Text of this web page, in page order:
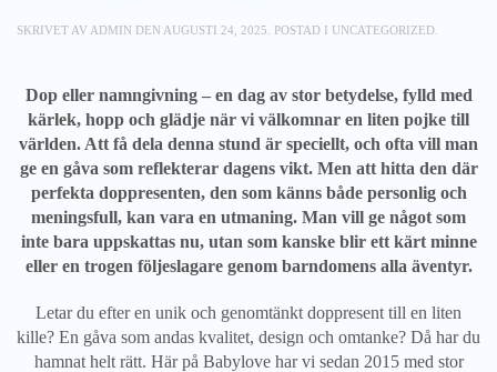
SKRIVET AV ADMIN DEN AUGUSTI 24, 2025 . POSTAD I UNCATEGORIZED
Dop eller namngivning – en dag av stor betydelse, fylld med
kärlek, hopp och glädje när vi välkomnar en liten pojke till
världen. Att få dela denna stund är speciellt, och ofta vill man
ge en gåva som reflekterar dagens vikt. Men att hitta den där
perfekta doppresenten, den som känns både personlig och
meningsfull, kan vara en utmaning. Man vill ge något som
inte bara uppskattas nu, utan som kanske blir ett kärt minne
eller en trogen följeslagare genom barndomens alla äventyr.
Letar du efter en unik och genomtänkt doppresent till en liten
kille? En gåva som andas kvalitet, design och omtanke? Då har du
hamnat helt rätt. Här på Babylove har vi sedan 2015 med stor